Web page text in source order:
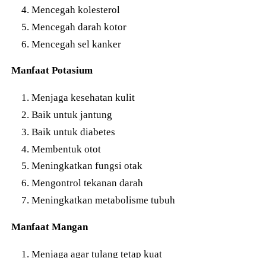
Mencegah kolesterol
Mencegah darah kotor
Mencegah sel kanker
Manfaat Potasium
Menjaga kesehatan kulit
Baik untuk jantung
Baik untuk diabetes
Membentuk otot
Meningkatkan fungsi otak
Mengontrol tekanan darah
Meningkatkan metabolisme tubuh
Manfaat Mangan
Menjaga agar tulang tetap kuat